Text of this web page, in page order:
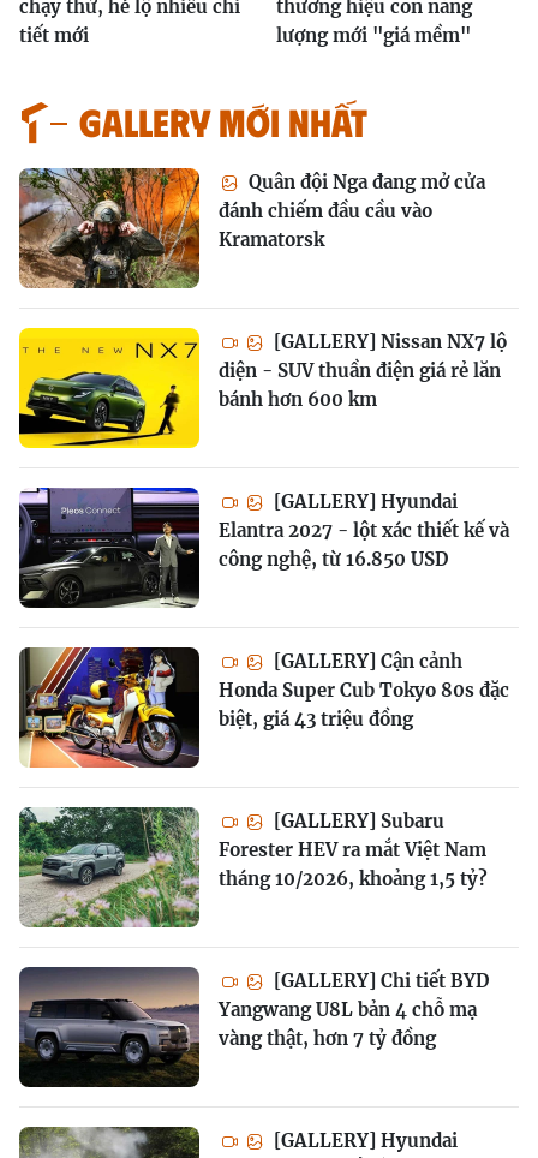
chạy thử, hé lộ nhiều chi
tiết mới
thương hiệu con năng
lượng mới "giá mềm"
GALLERY MỚI NHẤT
Quân đội Nga đang mở cửa
đánh chiếm đầu cầu vào
Kramatorsk
[GALLERY] Nissan NX7 lộ
diện - SUV thuần điện giá rẻ lăn
bánh hơn 600 km
[GALLERY] Hyundai
Elantra 2027 - lột xác thiết kế và
công nghệ, từ 16.850 USD
[GALLERY] Cận cảnh
Honda Super Cub Tokyo 80s đặc
biệt, giá 43 triệu đồng
[GALLERY] Subaru
Forester HEV ra mắt Việt Nam
tháng 10/2026, khoảng 1,5 tỷ?
[GALLERY] Chi tiết BYD
Yangwang U8L bản 4 chỗ mạ
vàng thật, hơn 7 tỷ đồng
[GALLERY] Hyundai